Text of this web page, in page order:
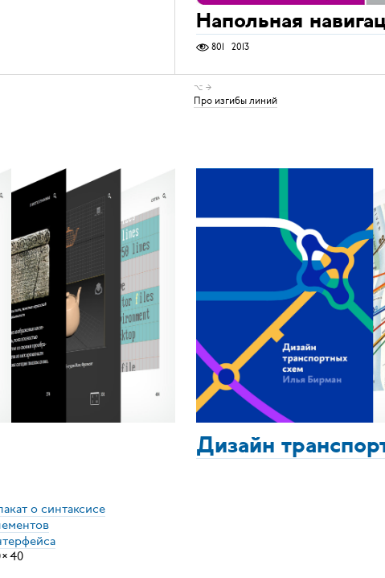
Напольная
801 2013
⌥ →
Про изгибы линий
Дизайн
о синтаксисе
×40